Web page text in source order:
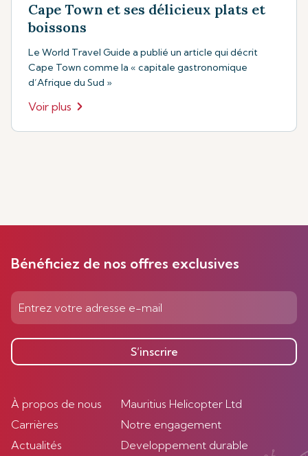
Cape Town et ses délicieux plats et
boissons
Le World Travel Guide a publié un article qui décrit
Cape Town comme la « capitale gastronomique
d’Afrique du Sud »
Voir plus
Bénéficiez de nos offres exclusives
S’inscrire
À propos de nous
Carrières
Actualités
Mauritius Helicopter Ltd
Notre engagement
Developpement durable